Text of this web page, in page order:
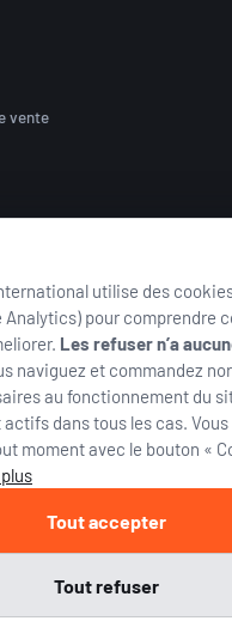
utilise des
Analytics) pour comprendre
Les refuser n’a
naviguez et commandez
au fonctionnement du
dans tous les cas.
moment avec le bouton «
Tout refuser
Tout accepter
vente
int.com
— Tous droits réservés.
soumise à la réglementation en